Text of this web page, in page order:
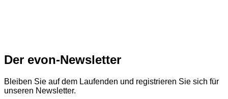
Der evon-Newsletter
Bleiben Sie auf dem Laufenden und registrieren Sie sich für
unseren Newsletter.